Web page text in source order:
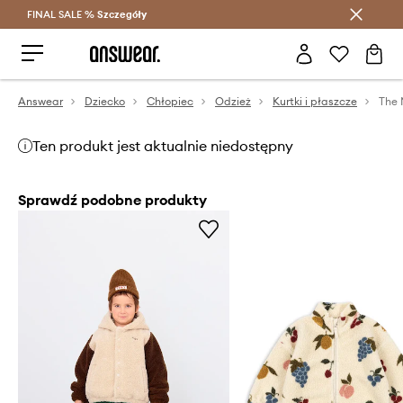
Oszczędzaj z Answear Club >
FINAL SALE % Szczegóły
Answear Dziecko Chłopiec Odzież Kurtki i płaszcze
Ten produkt jest aktualnie niedostępny
Sprawdź podobne produkty